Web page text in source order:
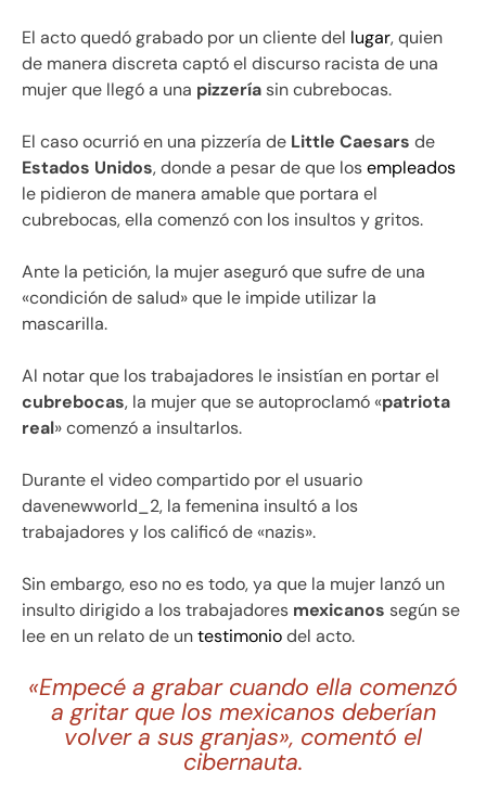
El acto quedó grabado por un cliente del lugar, quien
de manera discreta captó el discurso racista de una
mujer que llegó a una pizzeríasin cubrebocas.
El caso ocurrió en una pizzería de Little Caesars de
Estados Unidos, donde a pesar de que losempleados
le pidieron de manera amable que portara el
cubrebocas, ella comenzó con los insultos y gritos.
Ante la petición, la mujer aseguró que sufre de una
«condición de salud» que le impide utilizar la
mascarilla.
Al notar que los trabajadores le insistían en portar el
cubrebocas, la mujer que se autoproclamó «patriota
real» comenzó a insultarlos.
Durante el video compartido por el usuario
davenewworld_2, la femenina insultó a los
trabajadores y los calificó de «nazis».
Sin embargo, eso no es todo, ya que la mujer lanzó un
insulto dirigido a los trabajadores mexicanos según se
lee en un relato de untestimoniodel acto.
«Empecé a grabar cuando ella comenzó
a gritar que los mexicanos deberían
volver a sus granjas», comentó el
cibernauta.